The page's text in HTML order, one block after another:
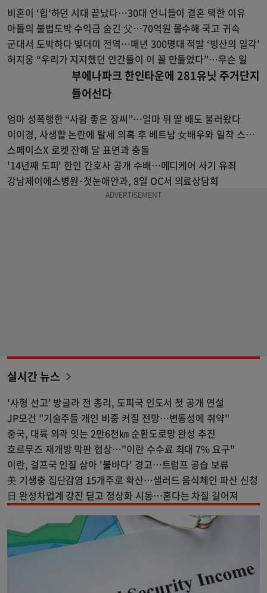
비혼이 ‘힙’하던 시대 끝났다…30대 언니들이 결혼 택한 이유
아들의 불법도박 수익금 숨긴 父…70억원 몰수해 국고 귀속
군대서 도박하다 빚더미 전역…매년 300명대 적발 ‘빙산의 일각’
허지웅 “우리가 지지했던 인간들이 이 꼴 만들었다”…무슨 일
부에나파크 한인타운에 281유닛 주거단지
들어선다
엄마 성폭행한 “사람 좋은 장씨”…얼마 뒤 딸 배도 불러왔다
이이경, 사생활 논란에 탈세 의혹 후 베트남 女배우와 밀착 스킨
십 포착
스페이스X 로켓 잔해 달 표면과 충돌
'14년째 도피' 한인 간호사 공개 수배…메디케어 사기 유죄
강남제이에스병원·첫눈애안과, 8일 OC서 의료상담회
실시간 뉴스
'사형 선고' 방글라 전 총리, 도피국 인도서 첫 공개 연설
JP모건 "기술주들 개인 비중 커질 전망…변동성에 취약"
중국, 대륙 외곽 잇는 2만6천㎞ 순환도로망 완성 추진
호르무즈 재개방 막판 협상…"이란 수수료 최대 7% 요구"
이란, 걸프국 인질 삼아 '불바다' 경고…트럼프 공습 보류
美 기생충 집단감염 15개주로 확산…샐러드 음식체인 파산 신청
日 완성차업계 강진 딛고 정상화 시동…혼다는 차질 길어져